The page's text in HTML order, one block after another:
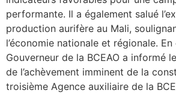
performante. Il a également salué
production aurifère au Mali,
l’économie nationale et régionale.
Gouverneur de la BCEAO a informé
de l’achèvement imminent de la
troisième Agence auxiliaire de la